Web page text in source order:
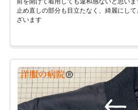
止め直しの部分も目立たなく、綺麗にし
ざいます